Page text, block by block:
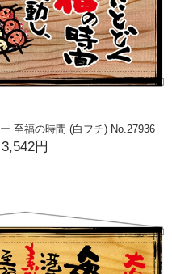
至福の時間 (白フチ) No.27936
3,542円